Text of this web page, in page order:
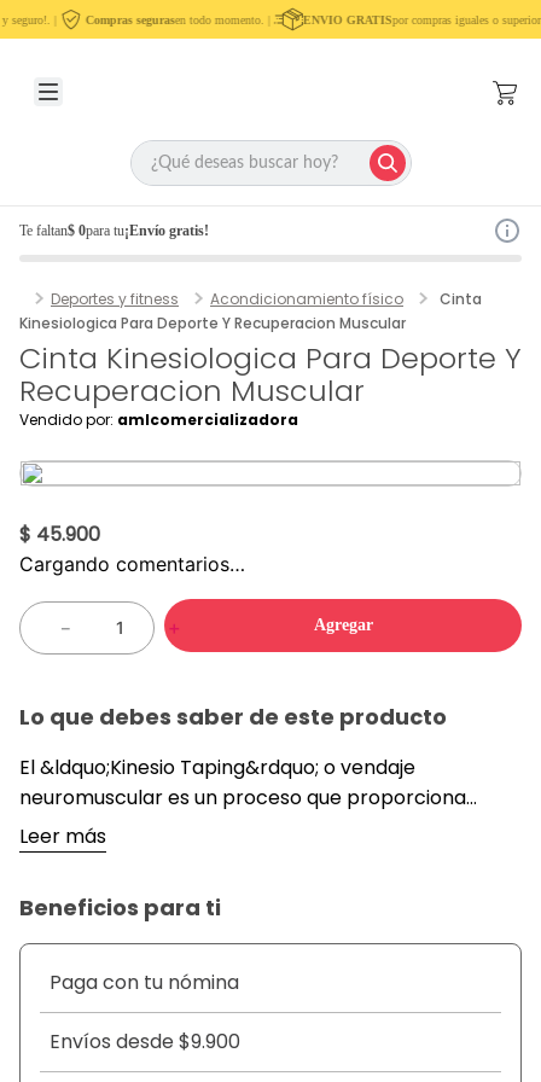
seguro!. | Compras segurasen todo momento. | ENVIO GRATISpor compras iguales o
Te faltan$ 0para tu¡Envío gratis!
Deportes y fitness Acondicionamiento físico
Cinta
Kinesiologica Para Deporte Y Recuperacion Muscular
Cinta Kinesiologica Para Deporte Y
Recuperacion Muscular
Vendido por: amlcomercializadora
$ 45.900
Cargando comentarios…
＋
－ Agregar
Lo que debes saber de este producto
El &ldquo;Kinesio Taping&rdquo; o vendaje
neuromuscular es un proceso que proporciona
estabilidad y apoyo a las articulaciones y los
m&uacute;sculos sin afectar a su amplitud de
mantenimiento preventivo, recuperaci&oacute;n de
lesiones tanto musculares como articulares y en el
manejo del dolor y los edemas.
&nbsp;
DETALLES
&nbsp;
Leer más
Beneficios para ti
Paga con tu nómina
Envíos desde $9.900